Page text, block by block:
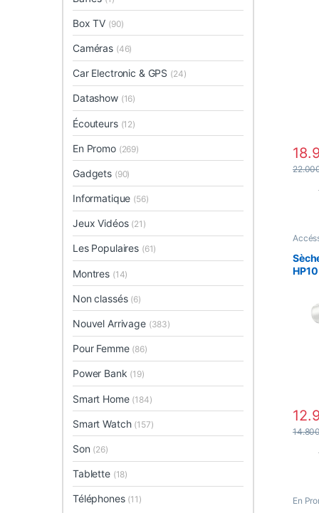
Smart
HP10
En
Box TV (90)
Caméras (46)
Car Electronic & GPS (24)
Datashow (16)
Écouteurs (12)
En Promo (269)
Gadgets (90)
Informatique (56)
Jeux Vidéos (21)
Les Populaires (61)
Montres (14)
Non classés (6)
Nouvel Arrivage (383)
Pour Femme (86)
Power Bank (19)
Smart Home (184)
Smart Watch (157)
Son (26)
Tablette (18)
Téléphones (11)